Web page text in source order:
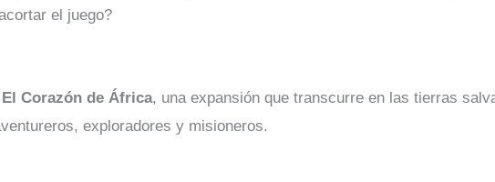
el juego?
Corazón de África, una expansión que transcurre en las tierras
exploradores y misioneros.